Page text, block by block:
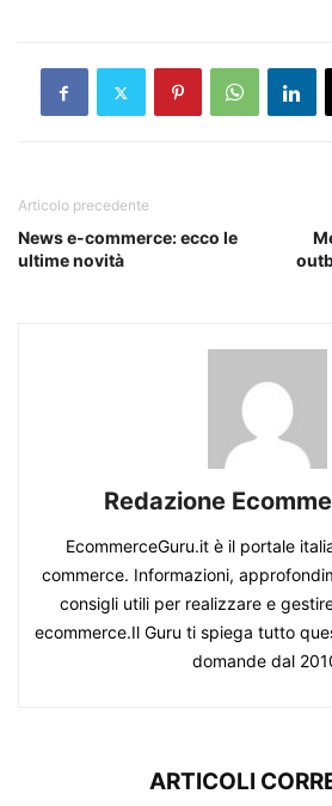
Articolo precedente
News e-commerce: ecco le
ultime novità
Redazione
EcommerceGuru.it è il portale
commerce. Informazioni,
consigli utili per realizzare e
ecommerce.Il Guru ti spiega tutto
domande dal
ARTICOLI